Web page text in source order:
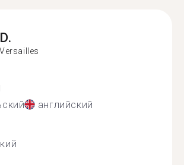
D.
Versailles
английский